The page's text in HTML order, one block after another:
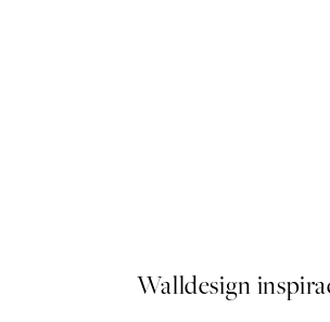
Walldesign